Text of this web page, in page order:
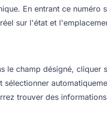
En entrant ce numéro
sur l'état et
champ désigné,
trouver des